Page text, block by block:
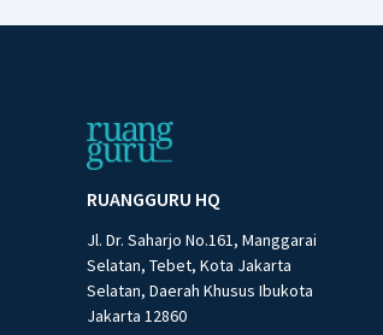
RUANGGURU HQ
Jl. Dr. Saharjo No.161, Manggarai
Selatan, Tebet, Kota Jakarta
Selatan, Daerah Khusus Ibukota
Jakarta 12860